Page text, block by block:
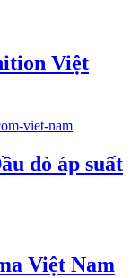
Việt
dò áp suất
Việt Nam